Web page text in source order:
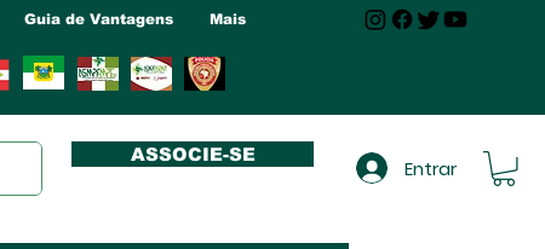
Guia de Vantagens Mais
ASSOCIE-SE
Entrar